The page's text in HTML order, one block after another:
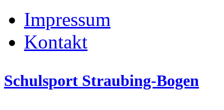
Impressum
Kontakt
Schulsport Straubing-Bogen